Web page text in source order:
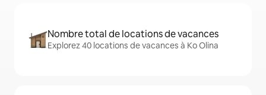
Nombre total de locations de vacances
Explorez 40 locations de vacances à Ko Olina